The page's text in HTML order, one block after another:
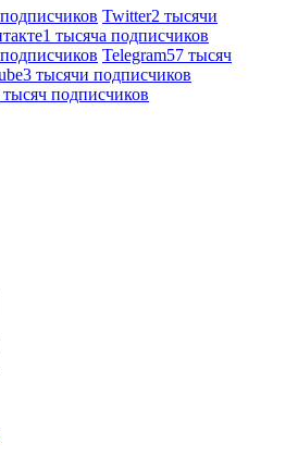
Twitter2 тысячи
1 тысяча подписчиков
Telegram57 тысяч
3 тысячи подписчиков
тысяч подписчиков